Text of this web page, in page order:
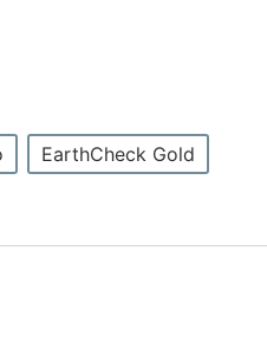
EarthCheck Gold